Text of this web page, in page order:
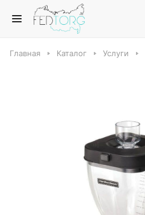
Главная Каталог Услуги